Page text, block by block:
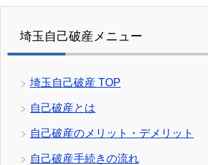
埼玉自己破産メニュー
埼玉自己破産 TOP
自己破産とは
自己破産のメリット・デメリット
自己破産手続きの流れ